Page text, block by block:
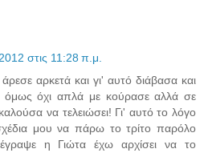
στις 11:28 π.μ.
αρκετά και γι' αυτό διάβασα και
όμως όχι απλά με κούρασε αλλά σε
να τελειώσει! Γι' αυτό το λόγο
μου να πάρω το τρίτο παρόλο
η Γιώτα έχω αρχίσει να το